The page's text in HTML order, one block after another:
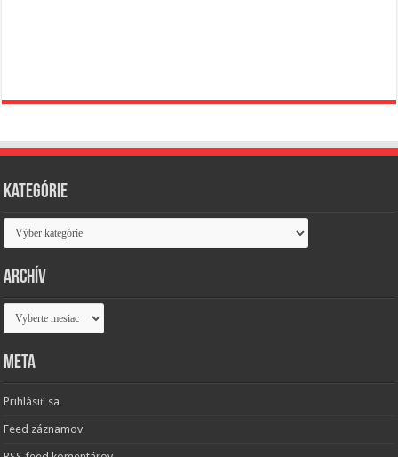
Kategórie
Kategórie
Archív
Archív
Meta
Prihlásiť sa
Feed záznamov